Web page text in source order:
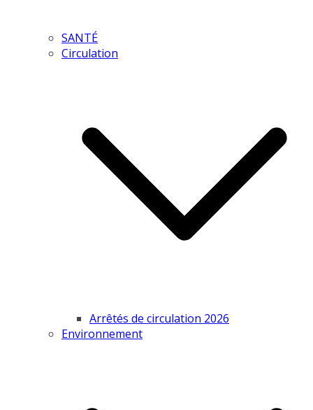
SANTÉ
Circulation
Arrêtés de circulation 2026
Environnement